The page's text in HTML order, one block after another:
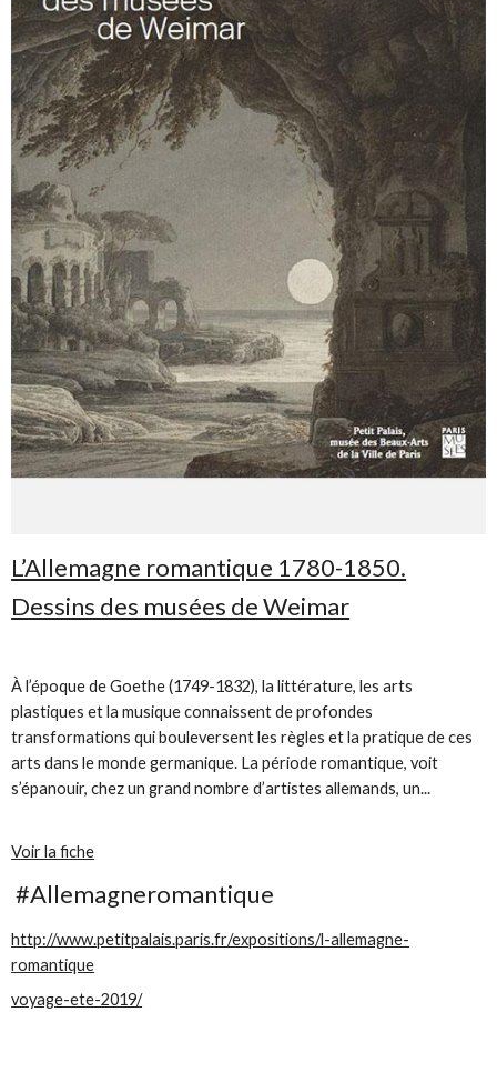
L’Allemagne romantique 1780-1850.
Dessins des musées de Weimar
À l’époque de Goethe (1749-1832), la littérature, les arts
plastiques et la musique connaissent de profondes
transformations qui bouleversent les règles et la pratique de ces
arts dans le monde germanique. La période romantique, voit
s’épanouir, chez un grand nombre d’artistes allemands, un...
Voir la fiche
#Allemagneromantique
http://www.petitpalais.paris.fr/expositions/l-allemagne-
romantique
voyage-ete-2019/